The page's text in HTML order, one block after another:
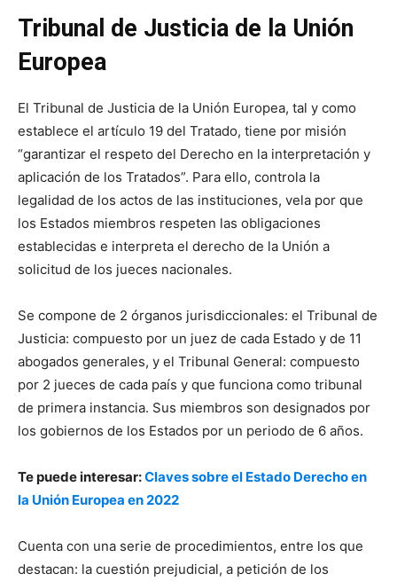
Tribunal de Justicia de la Unión
Europea
El Tribunal de Justicia de la Unión Europea, tal y como
establece el artículo 19 del Tratado, tiene por misión
“garantizar el respeto del Derecho en la interpretación y
aplicación de los Tratados”. Para ello, controla la
legalidad de los actos de las instituciones, vela por que
los Estados miembros respeten las obligaciones
establecidas e interpreta el derecho de la Unión a
solicitud de los jueces nacionales.
Se compone de 2 órganos jurisdiccionales: el Tribunal de
Justicia: compuesto por un juez de cada Estado y de 11
abogados generales, y el Tribunal General: compuesto
por 2 jueces de cada país y que funciona como tribunal
de primera instancia. Sus miembros son designados por
los gobiernos de los Estados por un periodo de 6 años.
Te puede interesar:Claves sobre el Estado Derecho en
la Unión Europea en 2022
Cuenta con una serie de procedimientos, entre los que
destacan: la cuestión prejudicial, a petición de los